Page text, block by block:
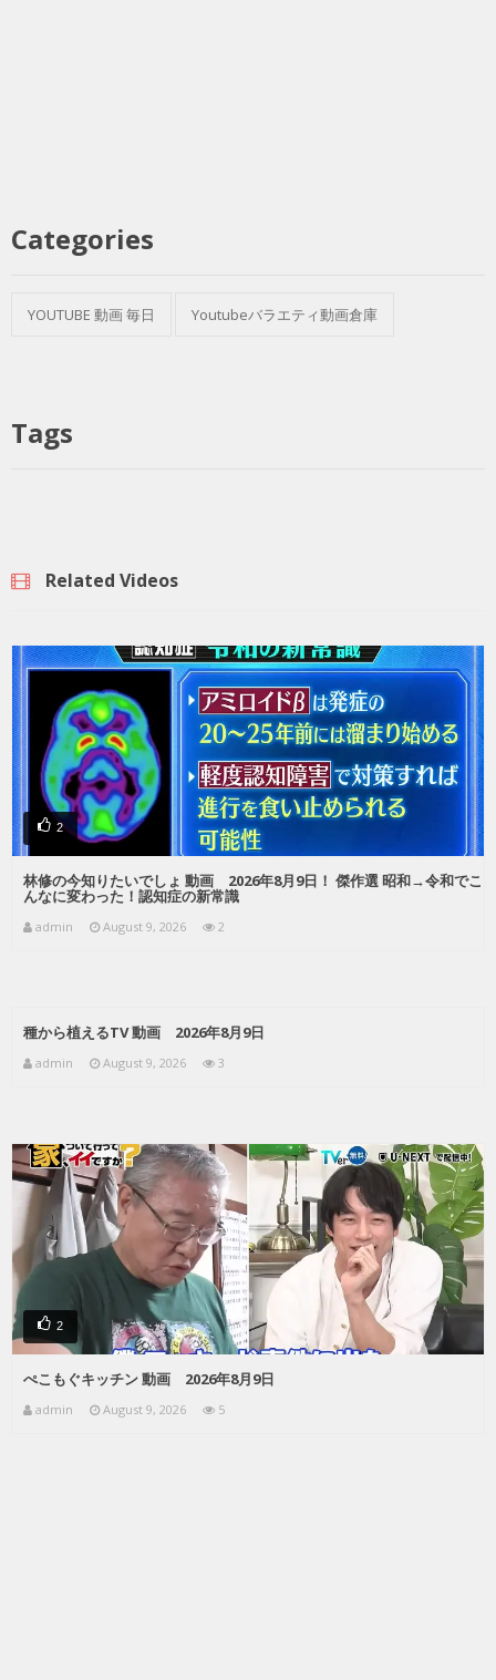
Categories
YOUTUBE 動画 毎日 Youtubeバラエティ動画倉庫
Tags
Related Videos
2
林修の今知りたいでしょ 動画 2026年8月9日！ 傑作選 昭和→令和でこ
んなに変わった！認知症の新常識
admin August 9, 2026 2
種から植えるTV 動画 2026年8月9日
admin August 9, 2026 3
2
ぺこもぐキッチン 動画 2026年8月9日
admin August 9, 2026 5